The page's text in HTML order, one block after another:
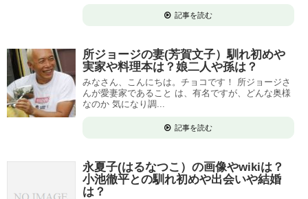
記事を読む
所ジョージの妻(芳賀文子）馴れ初めや
実家や料理本は？娘二人や孫は？
みなさん、こんにちは。チョコです！ 所ジョージさ
んが愛妻家であること は、有名ですが、どんな奥様
なのか 気になり調...
記事を読む
永夏子(はるなつこ）の画像やwikiは？
小池徹平との馴れ初めや出会いや結婚
は？